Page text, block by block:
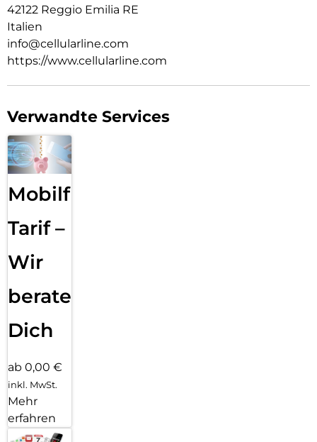
42122 Reggio Emilia RE
Italien
info@cellularline.com
https://www.cellularline.com
Verwandte Services
Mobilfunk
Tarif –
Wir
beraten
Dich
ab 0,00 €
inkl. MwSt.
Mehr
erfahren